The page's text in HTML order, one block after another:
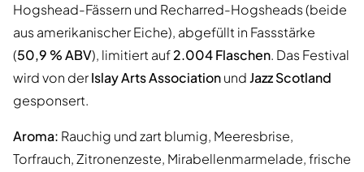
Hogshead-Fässern und Recharred-Hogsheads (beide
aus amerikanischer Eiche), abgefüllt in Fassstärke
(50,9 % ABV), limitiert auf2.004 Flaschen. Das Festival
wird von derIslay Arts AssociationundJazz Scotland
gesponsert.
Aroma: Rauchig und zart blumig, Meeresbrise,
Torfrauch, Zitronenzeste, Mirabellenmarmelade, frische